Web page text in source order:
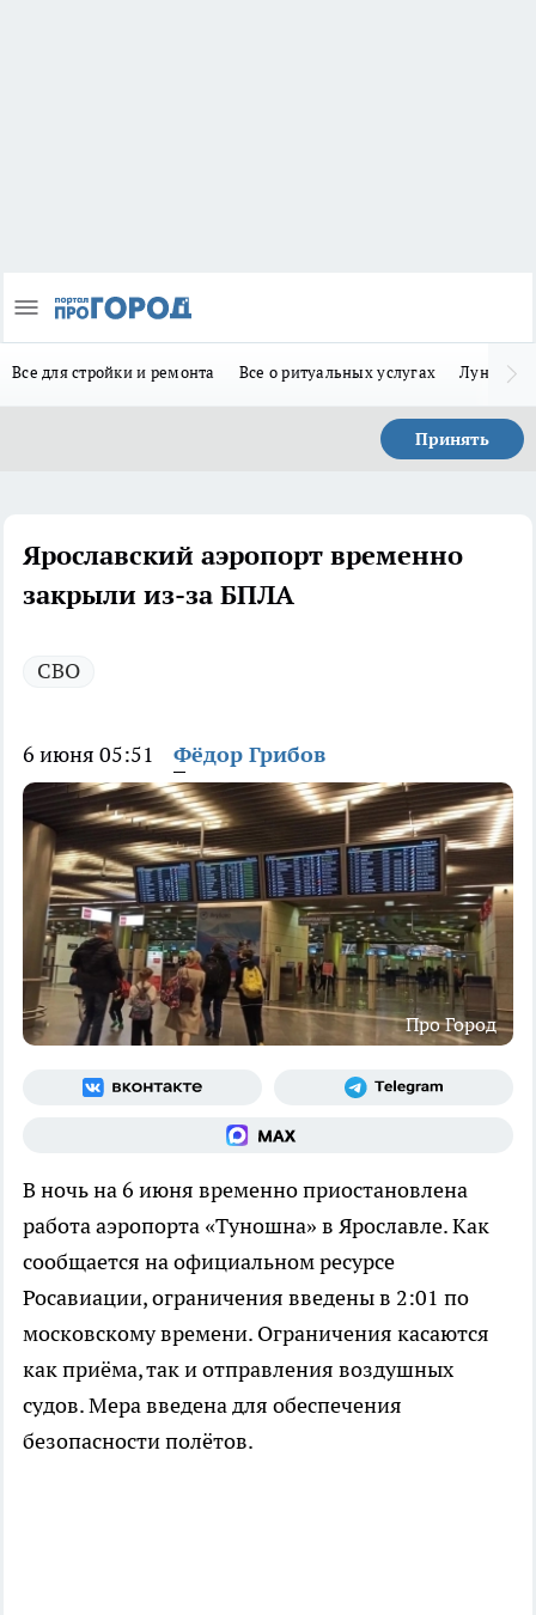
Все для стройки и ремонта Все о ритуальных услугах Лунно-
Принять
Ярославский аэропорт временно
закрыли из-за БПЛА
СВО
6 июня 05:51 Фёдор Грибов
Про Город
В ночь на 6 июня временно приостановлена
работа аэропорта «Туношна» в Ярославле. Как
сообщается на официальном ресурсе
Росавиации, ограничения введены в 2:01 по
московскому времени. Ограничения касаются
как приёма, так и отправления воздушных
судов. Мера введена для обеспечения
безопасности полётов.